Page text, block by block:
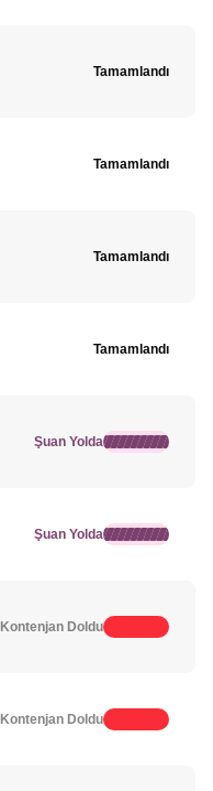
Tamamlandı
Tamamlandı
Tamamlandı
Tamamlandı
Şuan Yolda
Şuan Yolda
Kontenjan Doldu
Kontenjan Doldu